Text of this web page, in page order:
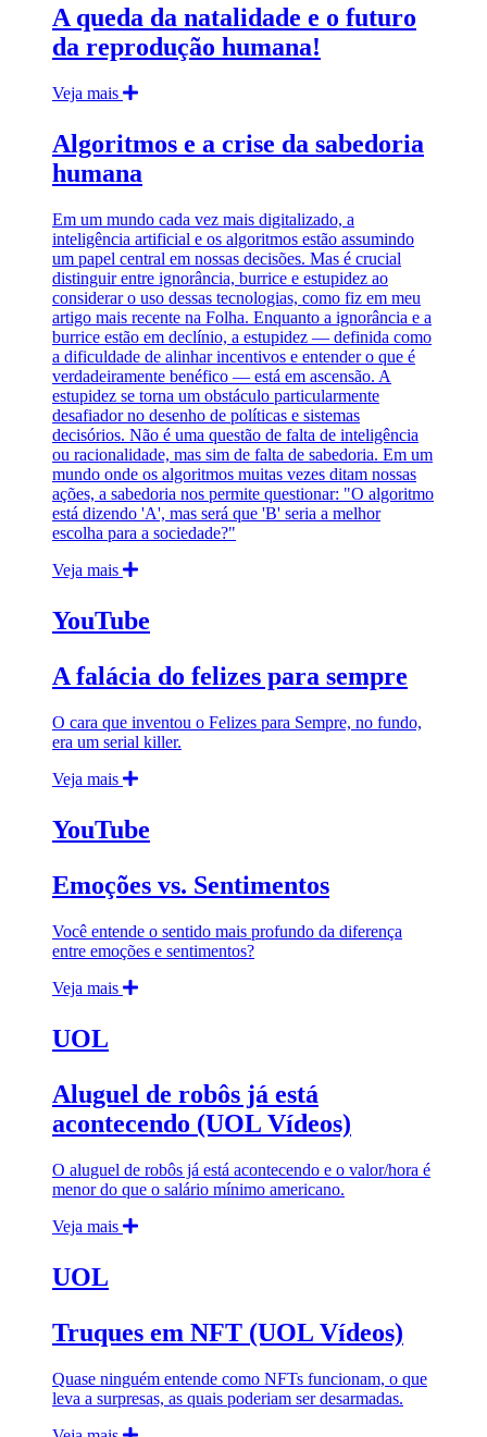
A queda da natalidade e o futuro
da reprodução humana!
Veja mais
Algoritmos e a crise da sabedoria
humana
Em um mundo cada vez mais digitalizado, a
inteligência artificial e os algoritmos estão assumindo
um papel central em nossas decisões. Mas é crucial
distinguir entre ignorância, burrice e estupidez ao
considerar o uso dessas tecnologias, como fiz em meu
artigo mais recente na Folha. Enquanto a ignorância e a
burrice estão em declínio, a estupidez — definida como
a dificuldade de alinhar incentivos e entender o que é
verdadeiramente benéfico — está em ascensão. A
estupidez se torna um obstáculo particularmente
desafiador no desenho de políticas e sistemas
decisórios. Não é uma questão de falta de inteligência
ou racionalidade, mas sim de falta de sabedoria. Em um
mundo onde os algoritmos muitas vezes ditam nossas
ações, a sabedoria nos permite questionar: "O algoritmo
está dizendo 'A', mas será que 'B' seria a melhor
escolha para a sociedade?"
Veja mais
YouTube
A falácia do felizes para sempre
O cara que inventou o Felizes para Sempre, no fundo,
era um serial killer.
Veja mais
YouTube
Emoções vs. Sentimentos
Você entende o sentido mais profundo da diferença
entre emoções e sentimentos?
Veja mais
UOL
Aluguel de robôs já está
acontecendo (UOL Vídeos)
O aluguel de robôs já está acontecendo e o valor/hora é
menor do que o salário mínimo americano.
Veja mais
UOL
Truques em NFT (UOL Vídeos)
Quase ninguém entende como NFTs funcionam, o que
leva a surpresas, as quais poderiam ser desarmadas.